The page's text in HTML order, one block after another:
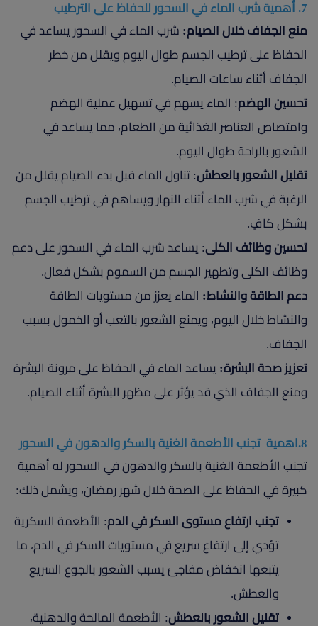
7. أهمية شرب الماء في السحور للحفاظ على الترطيب
منع الجفاف خلال الصيام: شرب الماء في السحور يساعد في
الحفاظ على ترطيب الجسم طوال اليوم ويقلل من خطر
الجفاف أثناء ساعات الصيام.
تحسين الهضم: الماء يسهم في تسهيل عملية الهضم
وامتصاص العناصر الغذائية من الطعام، مما يساعد في
الشعور بالراحة طوال اليوم.
تقليل الشعور بالعطش: تناول الماء قبل بدء الصيام يقلل من
الرغبة في شرب الماء أثناء النهار ويساهم في ترطيب الجسم
بشكل كافٍ.
تحسين وظائف الكلى: يساعد شرب الماء في السحور على دعم
وظائف الكلى وتطهير الجسم من السموم بشكل فعال.
دعم الطاقة والنشاط: الماء يعزز من مستويات الطاقة
والنشاط خلال اليوم، ويمنع الشعور بالتعب أو الخمول بسبب
الجفاف.
تعزيز صحة البشرة: يساعد الماء في الحفاظ على مرونة البشرة
ومنع الجفاف الذي قد يؤثر على مظهر البشرة أثناء الصيام.
8.اهمية تجنب الأطعمة الغنية بالسكر والدهون في السحور
تجنب الأطعمة الغنية بالسكر والدهون في السحور له أهمية
كبيرة في الحفاظ على الصحة خلال شهر رمضان، ويشمل ذلك:
تجنب ارتفاع مستوى السكر في الدم: الأطعمة السكرية
تؤدي إلى ارتفاع سريع في مستويات السكر في الدم، ما
يتبعها انخفاض مفاجئ يسبب الشعور بالجوع السريع
والعطش.
تقليل الشعور بالعطش: الأطعمة المالحة والدهنية،